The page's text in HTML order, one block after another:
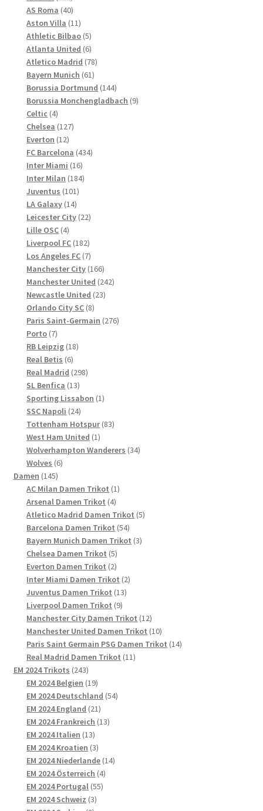
Produkte
AS Roma 4040
Produkte
Aston Villa 1111
Produkte
Athletic Bilbao 55
Produkte
Atlanta United 66
Produkte
Atletico Madrid 7878
Bayern Munich 6161
Produkte
Borussia Dortmund 144144
Produkte
Borussia Monchengladbach 99
Celtic 44
Produkte
Chelsea 127127
Everton 1212
Produkte
FC Barcelona 434434
Inter Miami 1616
Produkte
Inter Milan 184184
Juventus 101101
LA Galaxy 1414
Produkte
Leicester City 2222
Lille OSC 44
Produkte
Liverpool FC 182182
Produkte
Los Angeles FC 77
Produkte
Manchester City 166166
Produkte
Manchester United 242242
Newcastle United 2323
Orlando City SC 88
Produkte
Paris Saint-Germain 276276
Porto 77
Produkte
RB Leipzig 1818
Real Betis 66
Produkte
Real Madrid 298298
SL Benfica 1313
Produkte
Sporting Lissabon 11
SSC Napoli 2424
Produkte
Tottenham Hotspur 8383
West Ham United 11
Produkt
Wolverhampton Wanderers 3434
Wolves 66
Damen 145145
Produkte
AC Milan Damen Trikot 11
Arsenal Damen Trikot 44
Produkte
Atletico Madrid Damen Trikot 55
Barcelona Damen Trikot 5454
Produkte
Bayern Munich Damen Trikot 33
Chelsea Damen Trikot 55
Produkte
Everton Damen Trikot 22
Produkte
Inter Miami Damen Trikot 22
Juventus Damen Trikot 1313
Liverpool Damen Trikot 99
Produkte
Manchester City Damen Trikot 1212
Produkte
Manchester United Damen Trikot 1010
Produkte
Paris Saint Germain PSG Damen Trikot 1414
Real Madrid Damen Trikot 1111
EM 2024 Trikots 243243
Produkte
EM 2024 Belgien 1919
Produkte
EM 2024 Deutschland 5454
EM 2024 England 2121
Produkte
EM 2024 Frankreich 1313
EM 2024 Italien 1313
Produkte
EM 2024 Kroatien 33
Produkte
EM 2024 Niederlande 1414
EM 2024 Österreich 44
EM 2024 Portugal 5555
EM 2024 Schweiz 33